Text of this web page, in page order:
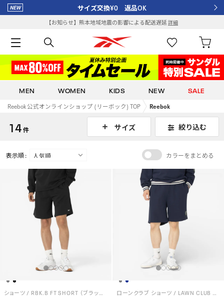
サイズ交換¥0 返品OK
【お知らせ】熊本地域地震の影響による配送遅延詳細
MEN WOMEN KIDS NEW SALE
Reebok 公式オンラインショップ (リーボック) TOP Reebok
14件 サイズ 絞り込む
表示順 : カラーをまとめる
ショーツ / RBK.B FT SHORT （ブラック） ローンクラブ ショーツ / LAWN CLUB SHORT （ネイビー）